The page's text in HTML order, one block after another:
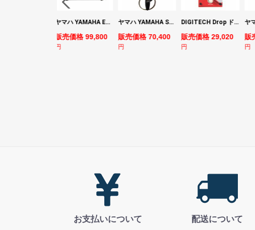
ヤマハ YAMAHA EMX7 12ch パワードミキサー
販売価格 99,800
円
ヤマハ YAMAHA SLG200S TBL サイレントギター
販売価格 70,400
円
DIGITECH Drop ドロップ・リチューニング・エフェクト
販売価格 29,020
円
販
円
お支払いについて 配送について